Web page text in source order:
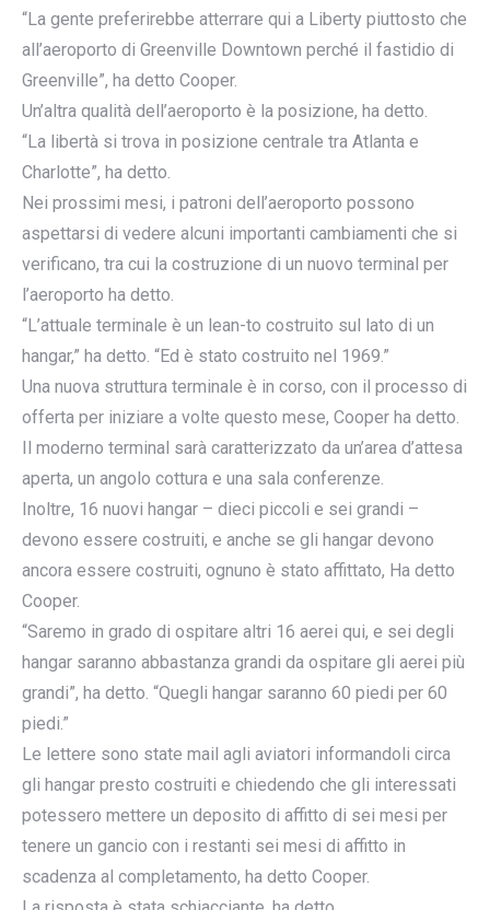
“La gente preferirebbe atterrare qui a Liberty piuttosto che
all’aeroporto di Greenville Downtown perché il fastidio di
Greenville”, ha detto Cooper.
Un’altra qualità dell’aeroporto è la posizione, ha detto.
“La libertà si trova in posizione centrale tra Atlanta e
Charlotte”, ha detto.
Nei prossimi mesi, i patroni dell’aeroporto possono
aspettarsi di vedere alcuni importanti cambiamenti che si
verificano, tra cui la costruzione di un nuovo terminal per
l’aeroporto ha detto.
“L’attuale terminale è un lean-to costruito sul lato di un
hangar,” ha detto. “Ed è stato costruito nel 1969.”
Una nuova struttura terminale è in corso, con il processo di
offerta per iniziare a volte questo mese, Cooper ha detto.
Il moderno terminal sarà caratterizzato da un’area d’attesa
aperta, un angolo cottura e una sala conferenze.
Inoltre, 16 nuovi hangar – dieci piccoli e sei grandi –
devono essere costruiti, e anche se gli hangar devono
ancora essere costruiti, ognuno è stato affittato, Ha detto
Cooper.
“Saremo in grado di ospitare altri 16 aerei qui, e sei degli
hangar saranno abbastanza grandi da ospitare gli aerei più
grandi”, ha detto. “Quegli hangar saranno 60 piedi per 60
piedi.”
Le lettere sono state mail agli aviatori informandoli circa
gli hangar presto costruiti e chiedendo che gli interessati
potessero mettere un deposito di affitto di sei mesi per
tenere un gancio con i restanti sei mesi di affitto in
scadenza al completamento, ha detto Cooper.